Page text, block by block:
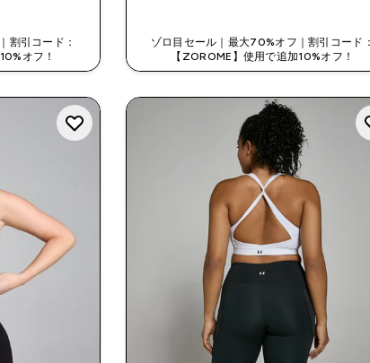
割引コード：
オフ！
ゾロ目セール｜最大70%オフ｜割引コード：
【ZOROME】使用で追加10%オフ！